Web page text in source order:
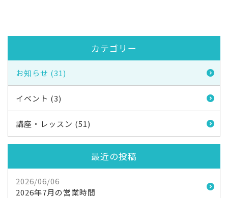
カテゴリー
お知らせ (31)
イベント (3)
講座・レッスン (51)
最近の投稿
2026/06/06
2026年7月の営業時間